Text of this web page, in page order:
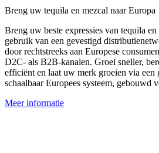
Breng uw tequila en mezcal naar Europa
Breng uw beste expressies van tequila
gebruik van een gevestigd
door rechtstreeks aan Europese
D2C- als B2B-kanalen. Groei sneller,
efficiënt en laat uw merk groeien via een
schaalbaar Europees systeem, gebouwd
Meer informatie